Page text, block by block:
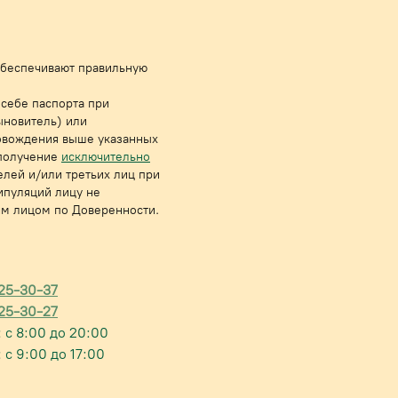
правильную
паспорта при
или
выше указанных
ние исключительно
и/или третьих лиц при
лицу не
лицом по Доверенности.
30-37
30-27
8:00 до 20:00
9:00 до 17:00